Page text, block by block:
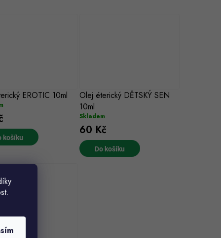
EROTIC 10ml
košíku
Olej éterický DĚTSKÝ SEN
10ml
Skladem
60 Kč
Do košíku